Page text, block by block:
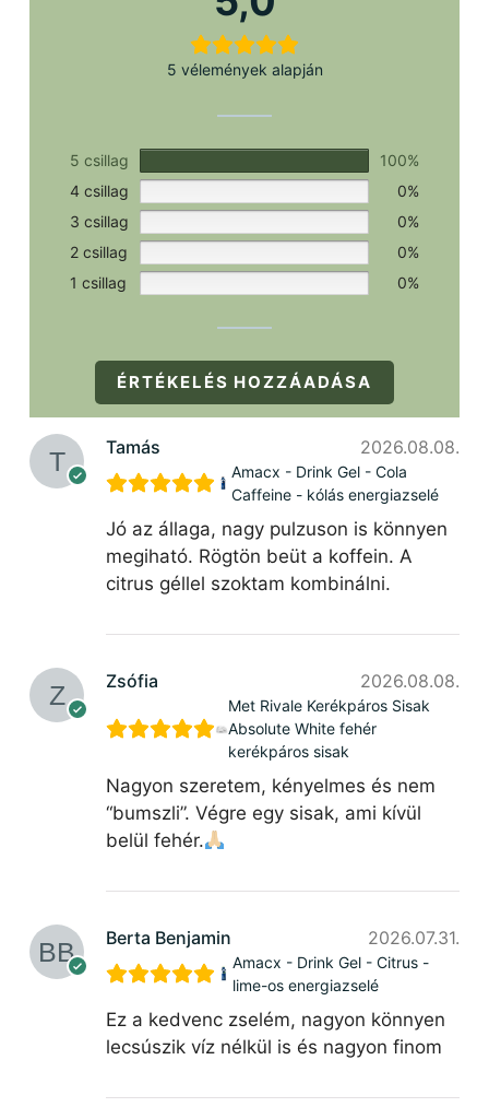
5 vélemények alapján
5 csillag
100%
4 csillag
0%
3 csillag
0%
2 csillag
0%
1 csillag
0%
ÉRTÉKELÉS HOZZÁADÁSA
Tamás 2026.08.08.
Amacx - Drink Gel - Cola
Caffeine - kólás energiazselé
Jó az állaga, nagy pulzuson is könnyen
megiható. Rögtön beüt a koffein. A
citrus géllel szoktam kombinálni.
Zsófia 2026.08.08.
Met Rivale Kerékpáros Sisak
Absolute White fehér
kerékpáros sisak
Nagyon szeretem, kényelmes és nem
“bumszli”. Végre egy sisak, ami kívül
belül fehér.
Berta Benjamin 2026.07.31.
Amacx - Drink Gel - Citrus -
lime-os energiazselé
Ez a kedvenc zselém, nagyon könnyen
lecsúszik víz nélkül is és nagyon finom